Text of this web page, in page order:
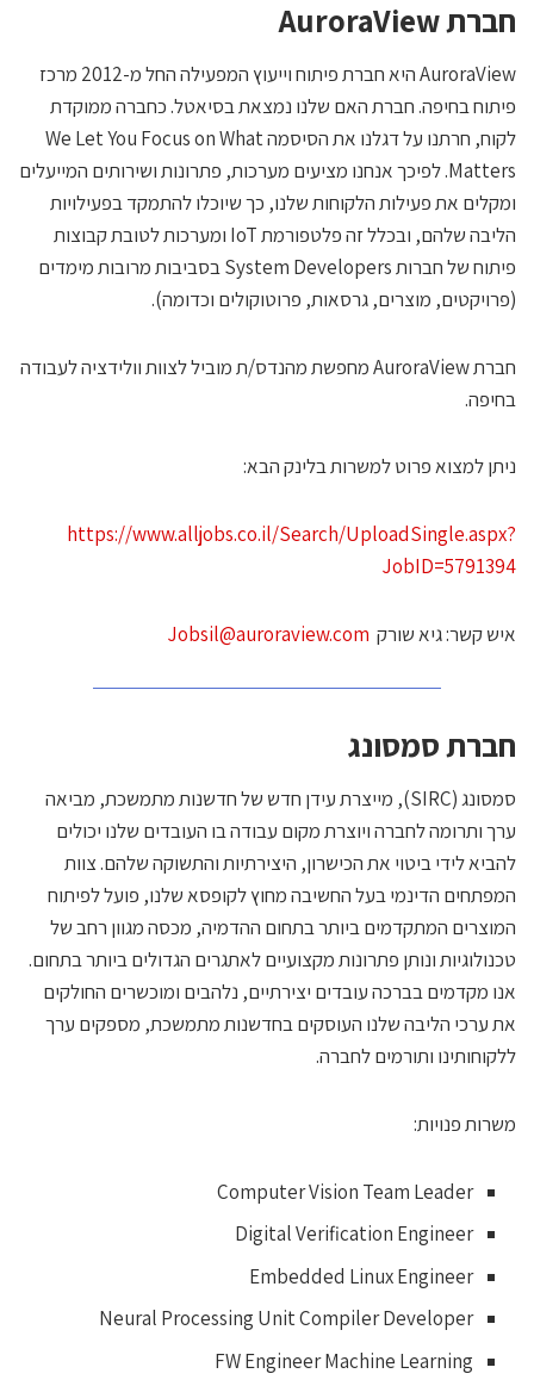
AuroraView
AuroraView היא חברת פיתוח וייעוץ המפעילה החל מ-2012 מרכז
בחיפה. חברת האם שלנו נמצאת בסיאטל. כחברה ממוקדת
לקוח, חרתנו על דגלנו את הסיסמה We Let You Focus on What
Matters. לפיכך אנחנו מציעים מערכות, פתרונות ושירותים המייעלים
את פעילות הלקוחות שלנו, כך שיוכלו להתמקד בפעילויות
הליבה שלהם, ובכלל זה פלטפורמת IoT ומערכות לטובת קבוצות
פיתוח של חברות System Developers בסביבות מרובות מימדים
מוצרים, גרסאות, פרוטוקולים וכדומה).
חברת AuroraView מחפשת מהנדס/ת מוביל לצוות וולידציה לעבודה
למצוא פרוט למשרות בלינק הבא:
https://www.alljobs.co.il/Search/
קשר: גיא שורקJobsil@auroraview.com
סמסונג
סמסונג (SIRC), מייצרת עידן חדש של חדשנות מתמשכת, מביאה
ותרומה לחברה ויוצרת מקום עבודה בו העובדים שלנו יכולים
לידי ביטוי את הכישרון, היצירתיות והתשוקה שלהם. צוות
הדינמי בעל החשיבה מחוץ לקופסא שלנו, פועל לפיתוח
המתקדמים ביותר בתחום ההדמיה, מכסה מגוון רחב של
ונותן פתרונות מקצועיים לאתגרים הגדולים ביותר בתחום.
מקדמים בברכה עובדים יצירתיים, נלהבים ומוכשרים החולקים
ערכי הליבה שלנו העוסקים בחדשנות מתמשכת, מספקים ערך
ותורמים לחברה.
פנויות:
Computer Vision Team Leader
Digital Verification Engineer
Embedded Linux Engineer
Neural Processing Unit Compiler Developer
FW Engineer Machine Learning